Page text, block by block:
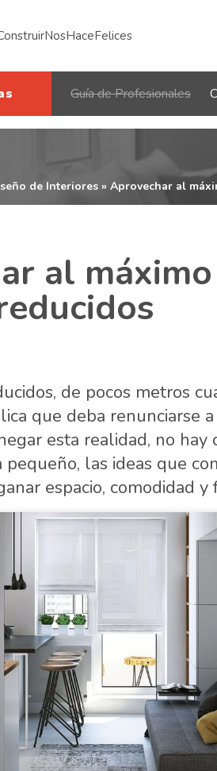
Guía de Profesionales
de Interiores » Aprovechar al
al
de pocos metros
que deba renunciarse
esta realidad, no hay
las ideas que
espacio, comodidad y